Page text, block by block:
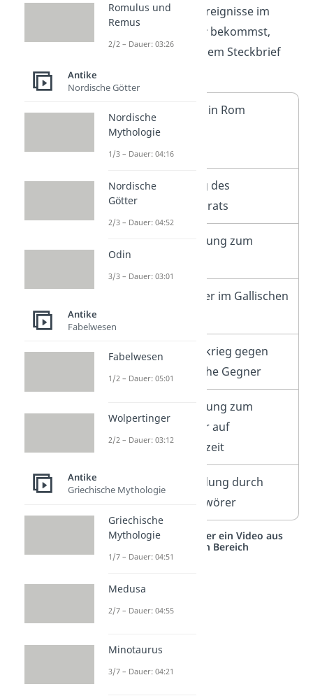
über die wichtigsten Ereignisse im
Julius Cäsarbekommst,
haben wir sie dir in einem Steckbrief
zusammengefasst:
13. Juli
100 v.
Chr.
Geburt in Rom
60 v. Chr.
Bildung des
Triumvirats
Ernennung zum
Eroberer im Gallischen
49 – 45 v.
Chr.
Bürgerkrieg gegen
politische Gegner
Ernennung zum
Senator auf
Lebenszeit
Ermordung durch
Verschwörer
Studyflix vernetzt: Hier ein Video aus
einem anderen Bereich
Romulus und
Remus
2/2 – Dauer: 03:26
Antike
Nordische Götter
Nordische
Mythologie
1/3 – Dauer: 04:16
Nordische
Götter
2/3 – Dauer: 04:52
Odin
3/3 – Dauer: 03:01
Antike
Fabelwesen
Fabelwesen
1/2 – Dauer: 05:01
Wolpertinger
2/2 – Dauer: 03:12
Antike
Griechische Mythologie
Griechische
Mythologie
1/7 – Dauer: 04:51
Medusa
2/7 – Dauer: 04:55
Minotaurus
3/7 – Dauer: 04:21